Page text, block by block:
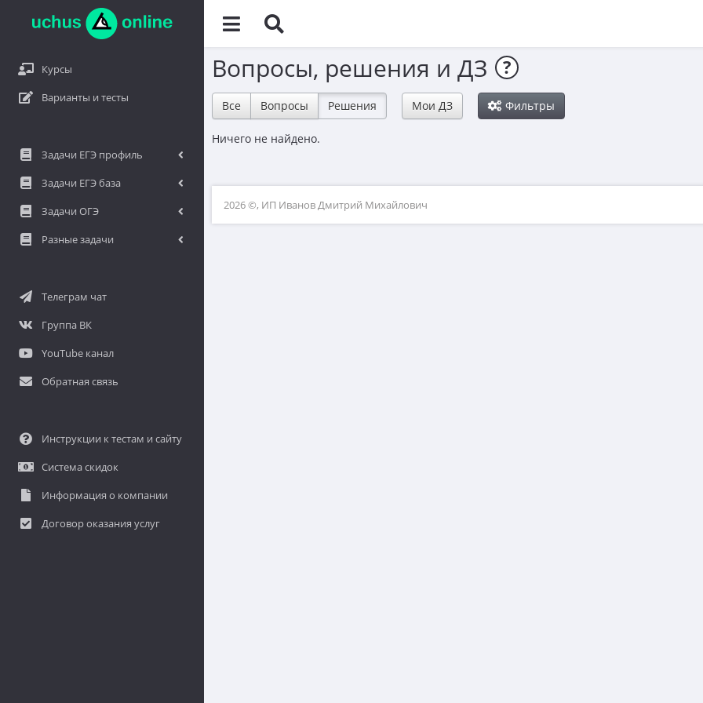
Курсы
Варианты и тесты
Задачи ЕГЭ профиль
Задачи ЕГЭ база
Задачи ОГЭ
Разные задачи
Телеграм чат
Группа ВК
YouTube канал
Обратная связь
Инструкции к тестам и сайту
Система скидок
Информация о компании
Договор оказания услуг
Вопросы, решения и ДЗ ?
Все Вопросы Решения Мои ДЗ Фильтры
Ничего не найдено.
2026 ©, ИП Иванов Дмитрий Михайлович